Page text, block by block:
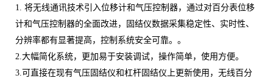
1. 将无线通讯技术引入位移计和气压控制器，通过对百分表位移
计和气压控制器的全面改进，固结仪数据采集稳定性、实时性、
分辨率都有显著提高，控制系统安全可靠。。
2.大幅简化系统，更加易于安装调试，操作简单，使用方便。
3. 可直接在现有气压固结仪和杠杆固结仪上更新使用，无线百分